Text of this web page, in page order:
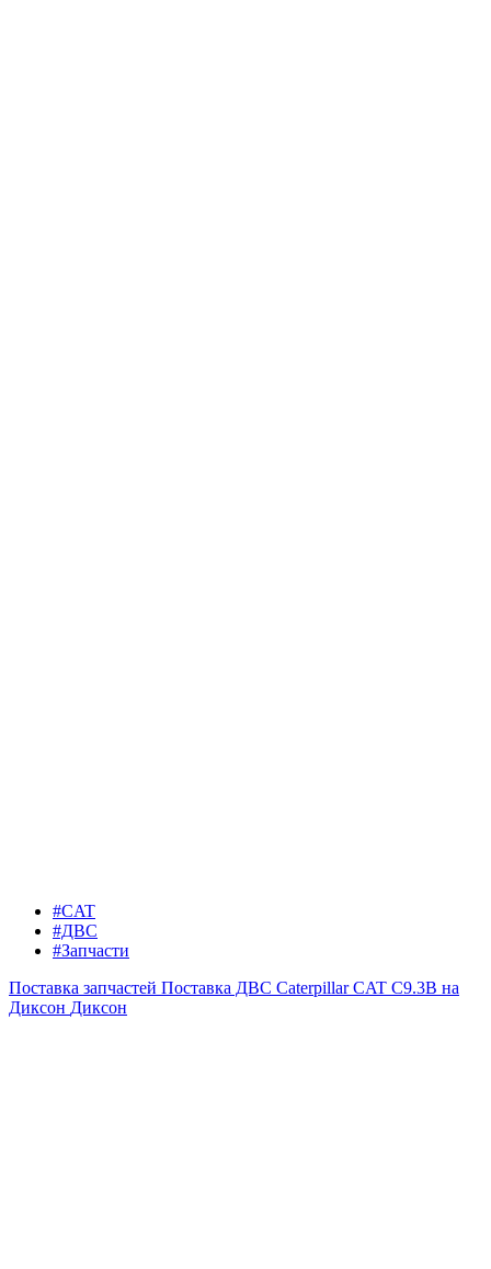
#CAT
#ДВС
#Запчасти
Поставка запчастей Поставка ДВС Caterpillar CAT C9.3B на
Диксон Диксон